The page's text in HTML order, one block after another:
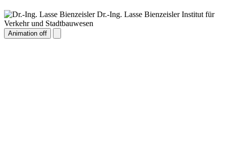
Dr.-Ing. Lasse Bienzeisler Institut für
Verkehr und Stadtbauwesen
Animation off